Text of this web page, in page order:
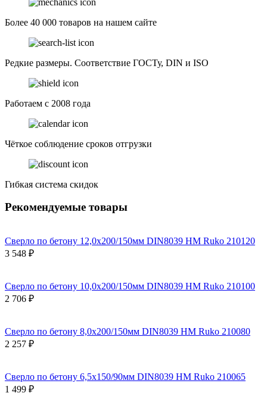
Более 40 000 товаров на нашем сайте
Редкие размеры. Соответствие ГОСТу, DIN и ISO
Работаем с 2008 года
Чёткое соблюдение сроков отгрузки
Гибкая система скидок
Рекомендуемые товары
Сверло по бетону 12,0x200/150мм DIN8039 HM Ruko 210120
3 548 ₽
Сверло по бетону 10,0x200/150мм DIN8039 HM Ruko 210100
2 706 ₽
Сверло по бетону 8,0x200/150мм DIN8039 HM Ruko 210080
2 257 ₽
Сверло по бетону 6,5x150/90мм DIN8039 HM Ruko 210065
1 499 ₽